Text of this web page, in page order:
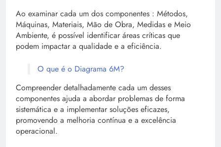
Ao examinar cada um dos componentes : Métodos,
Máquinas, Materiais, Mão de Obra, Medidas e Meio
Ambiente, é possível identificar áreas críticas que
podem impactar a qualidade e a eficiência.
O que é o Diagrama 6M?
Compreender detalhadamente cada um desses
componentes ajuda a abordar problemas de forma
sistemática e a implementar soluções eficazes,
promovendo a melhoria contínua e a excelência
operacional.